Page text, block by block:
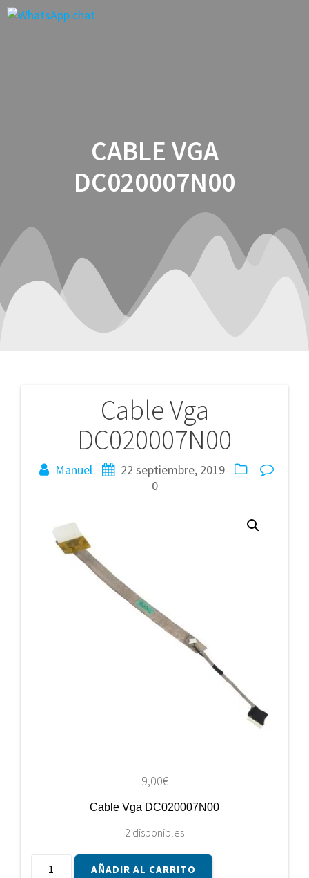
CABLE VGA
DC020007N00
Cable Vga
DC020007N00
Manuel
22 septiembre, 2019
0
9,00€
Cable Vga DC020007N00
2 disponibles
Cable
AÑADIR AL CARRITO
Navegación
entradas